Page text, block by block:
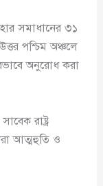
সমাধানের ৩১
পশ্চিম অঞ্চলে
অনুরোধ করা
রাষ্ট্র
আত্মহুতি ও